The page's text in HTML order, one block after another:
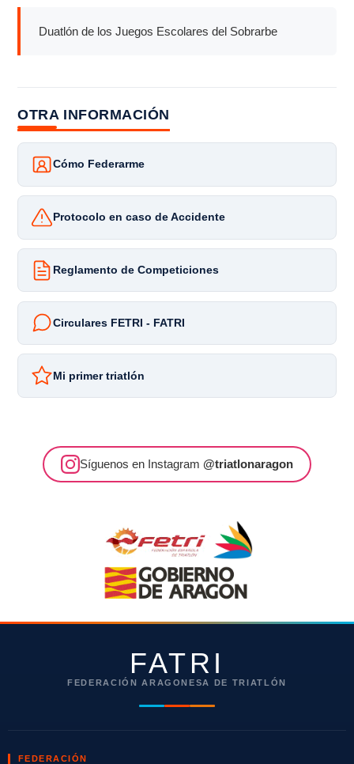
Duatlón de los Juegos Escolares del Sobrarbe
OTRA INFORMACIÓN
Cómo Federarme
Protocolo en caso de Accidente
Reglamento de Competiciones
Circulares FETRI - FATRI
Mi primer triatlón
Síguenos en Instagram @triatlonaragon
FATRI
FEDERACIÓN ARAGONESA DE TRIATLÓN
FEDERACIÓN